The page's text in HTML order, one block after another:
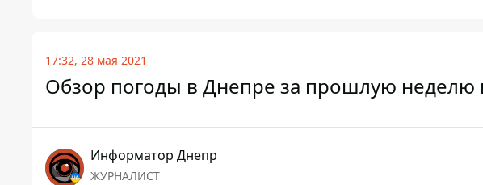
17:32, 28 мая 2021
Обзор погоды в Днепре за прошлую неделю
Информатор Днепр
ЖУРНАЛИСТ